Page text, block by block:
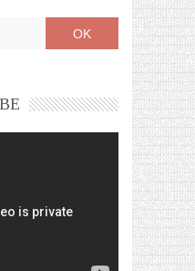
OK